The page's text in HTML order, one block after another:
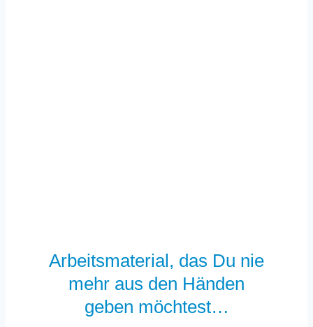
Arbeitsmaterial, das Du nie
mehr aus den Händen
geben möchtest…